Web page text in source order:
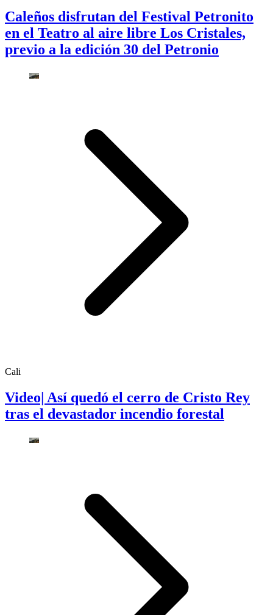
Caleños disfrutan del Festival Petronito
en el Teatro al aire libre Los Cristales,
previo a la edición 30 del Petronio
Cali
Video| Así quedó el cerro de Cristo Rey
tras el devastador incendio forestal